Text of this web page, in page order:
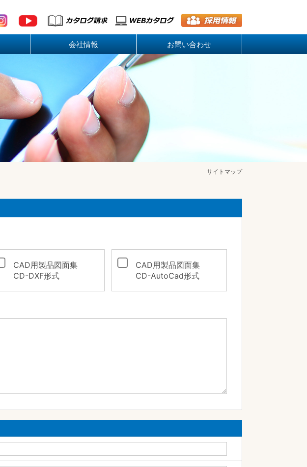
会社情報 お問い合わせ
CAD用製品図面集
CD-DXF形式
CAD用製品図面集
CD-AutoCad形式
サイトマップ